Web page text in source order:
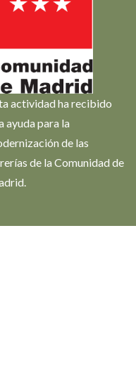
actividad ha recibido
ayuda para la
de las
de la Comunidad de